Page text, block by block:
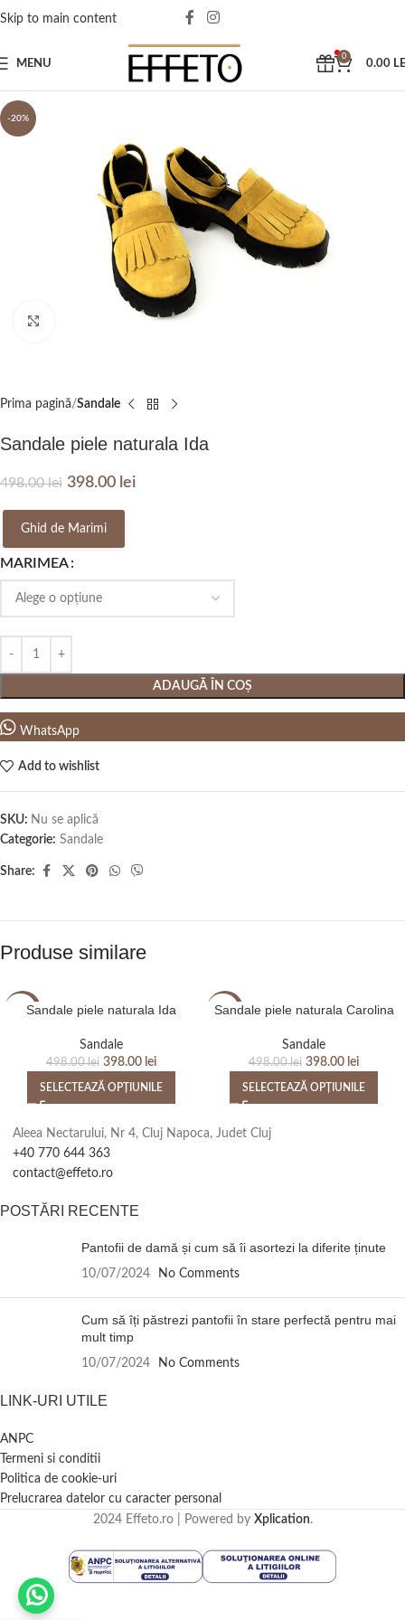
Skip to main content
MENU
0
0.00
-20%
Prima pagină Sandale
Sandale piele naturala Ida
498.00lei 398.00 lei
Ghid de Marimi
MARIMEA
ADAUGĂ ÎN COȘ
WhatsApp
Add to wishlist
SKU: Nu se aplică
Categorie: Sandale
Share:
Produse similare
-20%Sandale piele naturala Ida
Sandale
498.00lei 398.00 lei
SELECTEAZĂ OPȚIUNILE
-20%
Sandale piele naturala Carolina
Sandale
498.00lei 398.00 lei
SELECTEAZĂ OPȚIUNILE
Aleea Nectarului, Nr 4, Cluj Napoca, Judet Cluj
+40 770 644 363
contact@effeto.ro
POSTĂRI RECENTE
Pantofii de damă și cum să îi asortezi la diferite ținute
10/07/2024 No Comments
Cum să îți păstrezi pantofii în stare perfectă pentru mai
mult timp
10/07/2024 No Comments
LINK-URI UTILE
ANPC
Termeni si conditii
Politica de cookie-uri
Prelucrarea datelor cu caracter personal
2024 Effeto.ro | Powered by Xplication.